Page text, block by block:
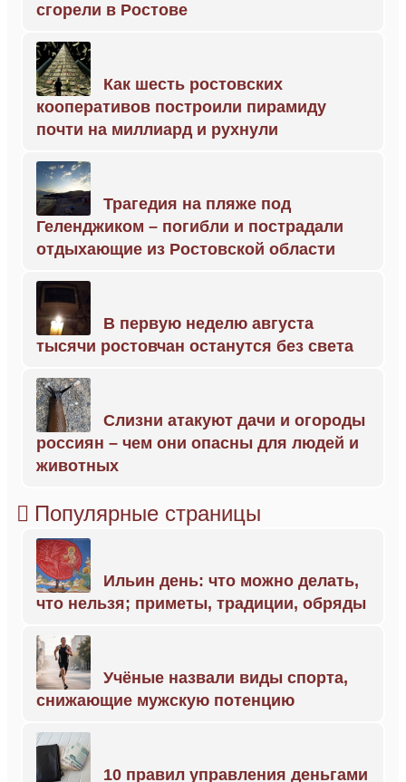
сгорели в Ростове
Как шесть ростовских
кооперативов построили пирамиду
почти на миллиард и рухнули
Трагедия на пляже под
Геленджиком – погибли и пострадали
отдыхающие из Ростовской области
В первую неделю августа
тысячи ростовчан останутся без света
Слизни атакуют дачи и огороды
россиян – чем они опасны для людей и
животных
Популярные страницы
Ильин день: что можно делать,
что нельзя; приметы, традиции, обряды
Учёные назвали виды спорта,
снижающие мужскую потенцию
10 правил управления деньгами